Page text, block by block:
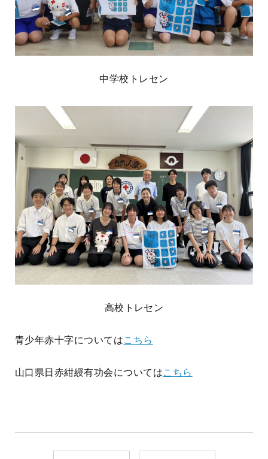
中学校トレセン
高校トレセン
青少年赤十字についてはこちら
山口県日赤紺綬有功会についてはこちら